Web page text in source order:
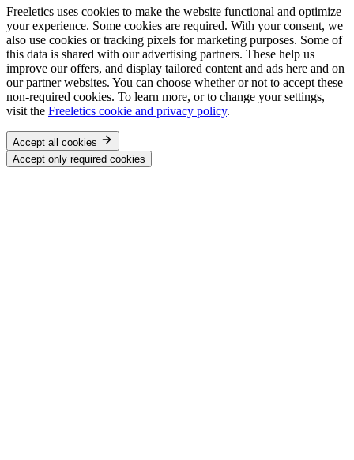
Freeletics uses cookies to make the website functional and optimize
your experience. Some cookies are required. With your consent, we
also use cookies or tracking pixels for marketing purposes. Some of
this data is shared with our advertising partners. These help us
improve our offers, and display tailored content and ads here and on
our partner websites. You can choose whether or not to accept these
non-required cookies. To learn more, or to change your settings,
visit the Freeletics cookie and privacy policy.
Accept all cookies
Accept only required cookies